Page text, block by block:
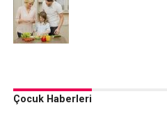
Çocuk Haberleri